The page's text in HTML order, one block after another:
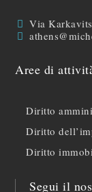
Via
Aree di
Diritto
Diritto
Diritto
Segui il